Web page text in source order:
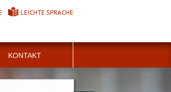
LEICHTE SPRACHE
KONTAKT